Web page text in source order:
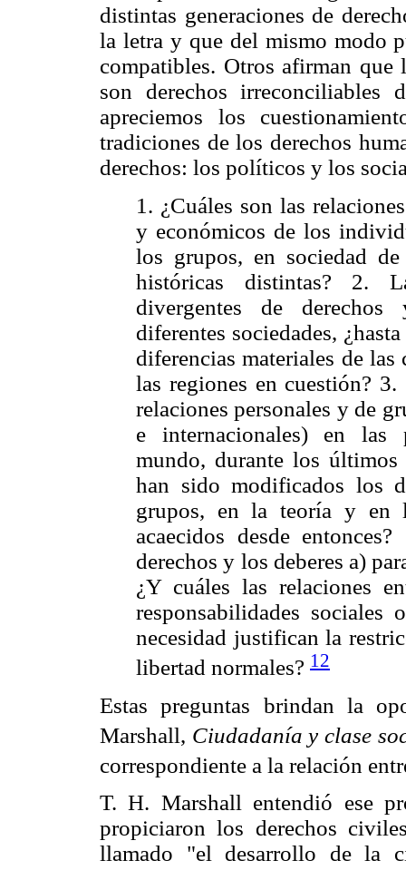
distintas generaciones de
la letra y que del mismo modo
compatibles. Otros afirman que
son derechos irreconciliables
apreciemos los
tradiciones de los derechos
derechos: los políticos y los
1. ¿Cuáles son las
y económicos de los
los grupos, en sociedad
históricas distintas? 2.
divergentes de
diferentes sociedades,
diferencias materiales de
las regiones en cuestión?
relaciones personales y de
e internacionales) en las
mundo, durante los
han sido modificados los
grupos, en la teoría y en
acaecidos desde
derechos y los deberes a)
¿Y cuáles las relaciones
responsabilidades sociales
necesidad justifican la
libertad normales? 12
Estas preguntas brindan la
Marshall, Ciudadanía y clase
correspondiente a la relación
T. H. Marshall entendió ese
propiciaron los derechos
llamado "el desarrollo de la